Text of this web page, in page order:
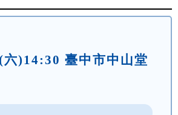
)14:30 臺中市中山堂